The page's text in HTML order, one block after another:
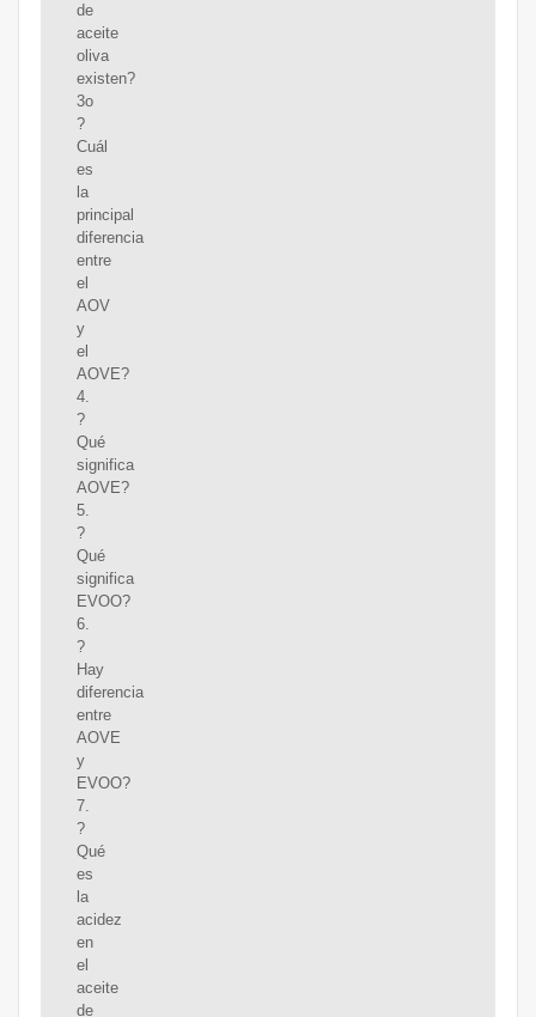
de
aceite
oliva
existen?
3o
?
Cuál
es
la
principal
diferencia
entre
el
AOV
y
el
AOVE?
4.
?
Qué
significa
AOVE?
5.
?
Qué
significa
EVOO?
6.
?
Hay
diferencia
entre
AOVE
y
EVOO?
7.
?
Qué
es
la
acidez
en
el
aceite
de